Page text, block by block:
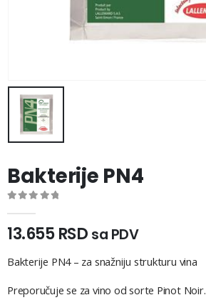
Bakterije PN4
13.655RSD sa PDV
Bakterije PN4 – za snažniju strukturu vina
Preporučuje se za vino od sorte Pinot Noir.